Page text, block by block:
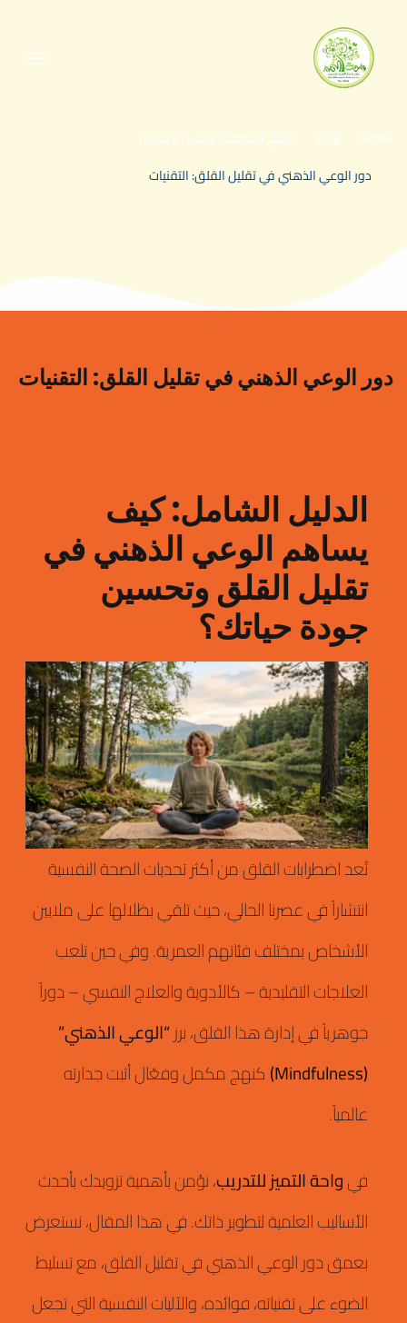
Home
Blog المنح المدعمة أونلاين و مباشر
دور الوعي الذهني في تقليل القلق: التقنيات
دور الوعي الذهني في تقليل القلق: التقنيات
الدليل الشامل: كيف
يساهم الوعي الذهني في
تقليل القلق وتحسين
جودة حياتك؟
تُعد اضطرابات القلق من أكثر تحديات الصحة النفسية
انتشاراً في عصرنا الحالي، حيث تلقي بظلالها على ملايين
الأشخاص بمختلف فئاتهم العمرية.وفي حين تلعب
العلاجات التقليدية – كالأدوية والعلاج النفسي – دوراً
جوهرياً في إدارة هذا القلق، برز“الوعي الذهني”
(Mindfulness)
كنهج مكمل وفعّال أثبت جدارته
عالمياً.
فيواحة التميز للتدريب، نؤمن بأهمية تزويدك بأحدث
الأساليب العلمية لتطوير ذاتك.في هذا المقال، نستعرض
بعمق دور الوعي الذهني في تقليل القلق، مع تسليط
الضوء على تقنياته، فوائده، والآليات النفسية التي تجعل